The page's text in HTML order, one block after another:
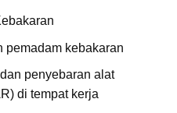
pemadam kebakaran
penyebaran alat
di tempat kerja